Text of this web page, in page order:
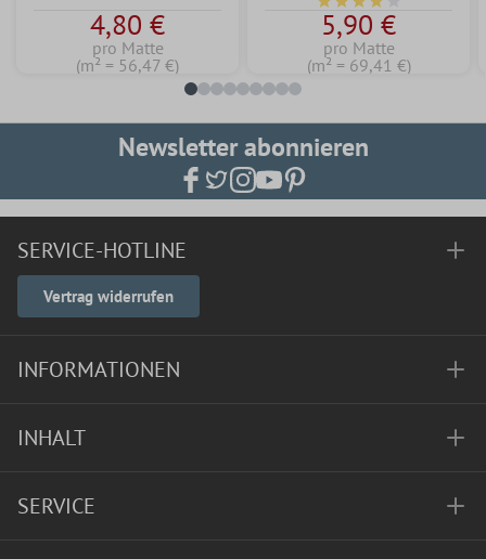
4,80 €
pro Matte
(m² = 56,47 €)
Durchschnittliche
5,90 €
pro Matte
(m² = 69,41 €)
Newsletter abonnieren
SERVICE-HOTLINE
Vertrag widerrufen
INFORMATIONEN
INHALT
SERVICE